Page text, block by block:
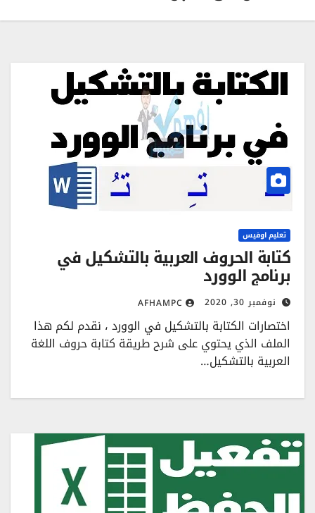
تعليم اوفيس
كتابة الحروف العربية بالتشكيل في
برنامج الوورد
نوفمبر 30, 2020 AFHAMPC
اختصارات الكتابة بالتشكيل في الوورد ، نقدم لكم هذا
الملف الذي يحتوي على شرح طريقة كتابة حروف اللغة
العربية بالتشكيل…